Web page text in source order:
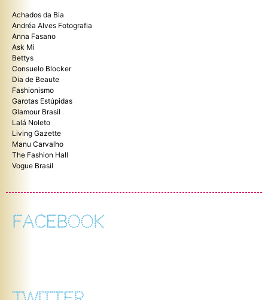
Achados da Bia
Andréa Alves Fotografia
Anna Fasano
Ask Mi
Bettys
Consuelo Blocker
Dia de Beaute
Fashionismo
Garotas Estúpidas
Glamour Brasil
Lalá Noleto
Living Gazette
Manu Carvalho
The Fashion Hall
Vogue Brasil
FACEBOOK